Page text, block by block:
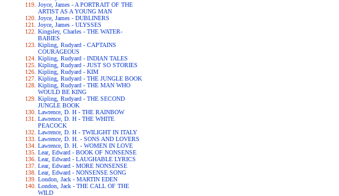
Joyce, James - A PORTRAIT OF THE
ARTIST AS A YOUNG MAN
Joyce, James - DUBLINERS
Joyce, James - ULYSSES
Kingsley, Charles - THE WATER-
BABIES
Kipling, Rudyard - CAPTAINS
COURAGEOUS
Kipling, Rudyard - INDIAN TALES
Kipling, Rudyard - JUST SO STORIES
Kipling, Rudyard - KIM
Kipling, Rudyard - THE JUNGLE BOOK
Kipling, Rudyard - THE MAN WHO
WOULD BE KING
Kipling, Rudyard - THE SECOND
JUNGLE BOOK
Lawrence, D. H - THE RAINBOW
Lawrence, D. H - THE WHITE
PEACOCK
Lawrence, D. H - TWILIGHT IN ITALY
Lawrence, D. H. - SONS AND LOVERS
Lawrence, D. H. - WOMEN IN LOVE
Lear, Edward - BOOK OF NONSENSE
Lear, Edward - LAUGHABLE LYRICS
Lear, Edward - MORE NONSENSE
Lear, Edward - NONSENSE SONG
London, Jack - MARTIN EDEN
London, Jack - THE CALL OF THE
WILD